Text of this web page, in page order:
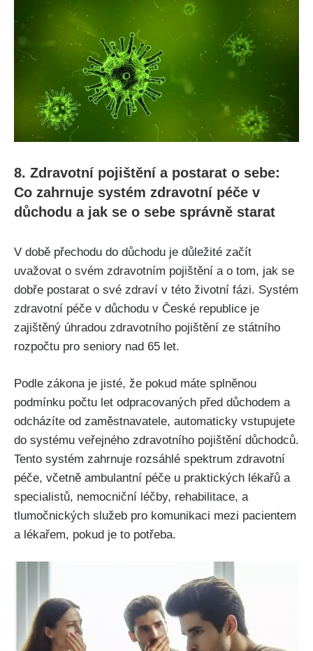
8. Zdravotní pojištění a postarat o sebe:
Co zahrnuje systém zdravotní péče v
důchodu a jak se o sebe správně starat
V době přechodu do důchodu je důležité začít
uvažovat o svém zdravotním pojištění a o tom, jak se
dobře postarat o své zdraví v této životní fázi. Systém
zdravotní péče v důchodu v České republice je
zajištěný úhradou zdravotního pojištění ze státního
rozpočtu pro seniory nad 65 let.
Podle zákona je jisté, že pokud máte splněnou
podmínku počtu let odpracovaných před důchodem a
odcházíte od zaměstnavatele, automaticky vstupujete
do systému veřejného zdravotního pojištění důchodců.
Tento systém zahrnuje rozsáhlé spektrum zdravotní
péče, včetně ambulantní péče u praktických lékařů a
specialistů, nemocniční léčby, rehabilitace, a
tlumočnických služeb pro komunikaci mezi pacientem
a lékařem, pokud je to potřeba.